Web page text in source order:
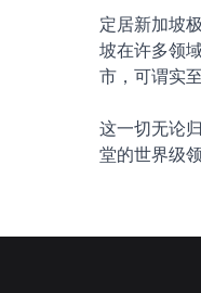
定居新加坡
坡在许多领
市，可谓实至
这一切无论
堂的世界级